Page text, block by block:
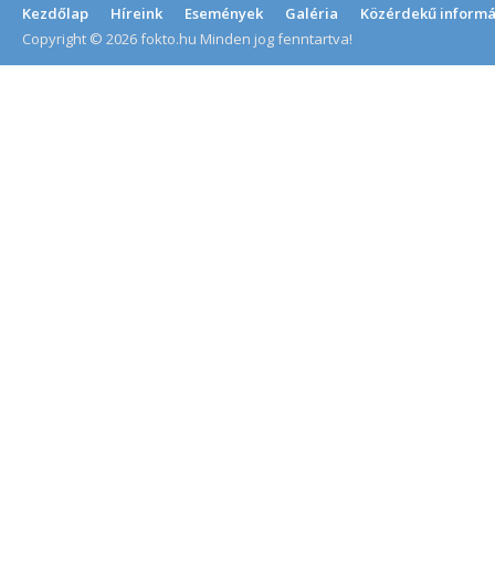
Kezdőlap Híreink Események Galéria
Közérdekű
Copyright © 2026 fokto.hu Minden jog fenntartva!